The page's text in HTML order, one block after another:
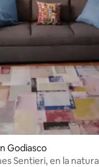
Godiasco
Sentieri, en la